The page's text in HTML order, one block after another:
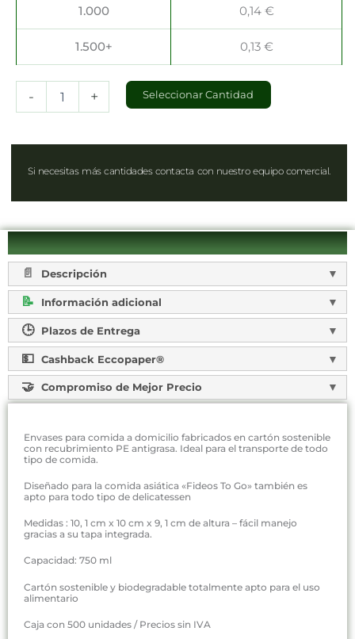
1.000 0,14 €
1.500+ 0,13 €
- + Seleccionar Cantidad
Si necesitas más cantidades contacta con nuestro equipo comercial.
Descripción
Información adicional
Plazos de Entrega
Cashback Eccopaper®
Compromiso de Mejor Precio
Envases para comida a domicilio fabricados en cartón sostenible
con recubrimiento PE antigrasa. Ideal para el transporte de todo
tipo de comida.
Diseñado para la comida asiática «Fideos To Go» también es
apto para todo tipo de delicatessen
Medidas : 10, 1 cm x 10 cm x 9, 1 cm de altura – fácil manejo
gracias a su tapa integrada.
Capacidad: 750 ml
Cartón sostenible y biodegradable totalmente apto para el uso
alimentario
Caja con 500 unidades / Precios sin IVA